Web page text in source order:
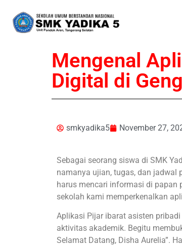
Mengenal
Digital di
smkyadika5 November 27,
Sebagai seorang siswa di SMK
namanya ujian, tugas, dan jadwal
harus mencari informasi di papan
sekolah kami memperkenalkan
Aplikasi Pijar ibarat asisten
aktivitas akademik. Begitu
Selamat Datang, Disha Aurelia”.